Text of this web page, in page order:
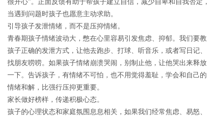
很开心”。正面反馈有助于帮孩子建立自信，减少自卑和自我否定，
当遇到问题时孩子也愿意主动求助。
引导孩子发泄情绪，而不是压抑情绪。
青春期孩子情绪波动大，憋在心里容易引发焦虑、抑郁。我们要教
孩子正确的发泄方式，让他去跑步、打球、听音乐，或者写日记、
找朋友唠唠。如果孩子情绪崩溃哭闹，别制止他，让他哭出来释放
一下。告诉孩子，有情绪不可怕，也不用觉得羞耻，学会和自己的
情绪和解，比强行压抑更重要。
家长做好榜样，传递积极心态。
孩子的心理状态和家庭氛围息息相关，如果我们经常焦虑、易怒、